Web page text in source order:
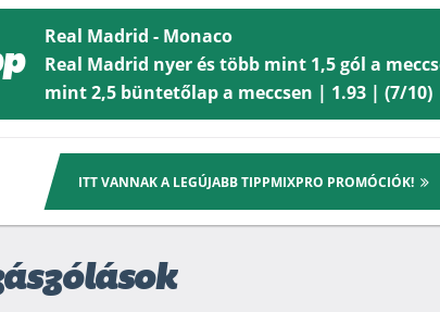
Real Madrid - Monaco
Real Madrid nyer és több mint 1,5 gól a
mint 2,5 büntetőlap a meccsen | 1.93 | (7/10)
ITT VANNAK A LEGÚJABB TIPPMIXPRO PROMÓCIÓK!